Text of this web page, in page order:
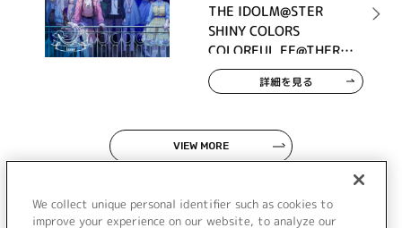
THE IDOLM@STER
SHINY COLORS
COLORFUL FE@THERS
-Luna-
詳細を見る
VIEW MORE
We collect unique personal identifier such as cookies to
improve your experience on our website, to analyze our